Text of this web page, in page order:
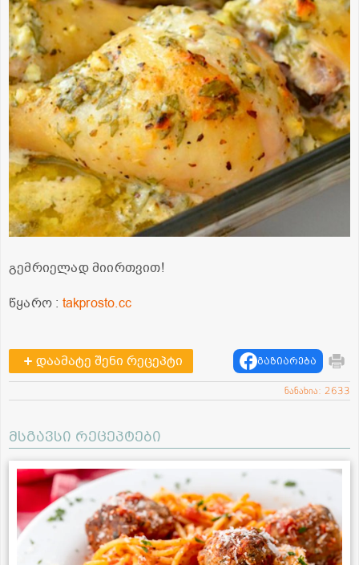
გემრიელად მიირთვით!
წყარო : takprosto.cc
დაამატე შენი რეცეპტი გაზიარება
ნანახია: 2633
მსგავსი რეცეპტები